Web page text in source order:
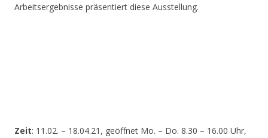
Arbeitsergebnisse präsentiert diese Ausstellung.
Zeit: 11.02. – 18.04.21, geöffnet Mo. – Do. 8.30 – 16.00 Uhr,